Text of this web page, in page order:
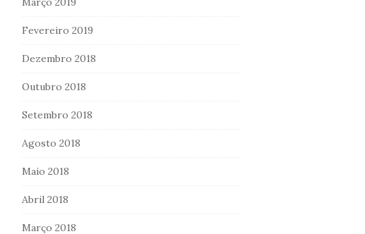
Fevereiro 2019
Dezembro 2018
Outubro 2018
Setembro 2018
Agosto 2018
Maio 2018
Abril 2018
Março 2018